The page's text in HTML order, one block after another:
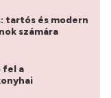
tartós és modern
számára
fel a